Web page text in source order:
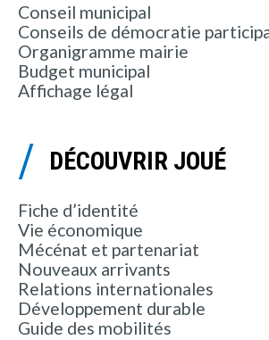
Conseil municipal
Conseils de démocratie
Organigramme mairie
Budget municipal
Affichage légal
DÉCOUVRIR JOUÉ
Fiche d’identité
Vie économique
Mécénat et partenariat
Nouveaux arrivants
Relations internationales
Développement durable
Guide des mobilités